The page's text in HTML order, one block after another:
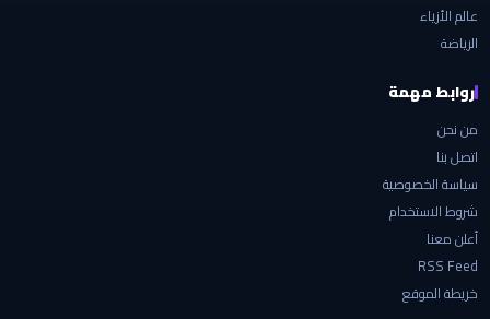
عالم الأزياء
الرياضة
روابط مهمة
من نحن
اتصل بنا
سياسة الخصوصية
شروط الاستخدام
أعلن معنا
RSS Feed
خريطة الموقع